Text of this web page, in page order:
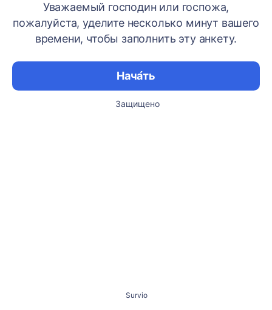
Уважаемый господин или госпожа,
пожалуйста, уделите несколько минут вашего
времени, чтобы заполнить эту анкету.
Нача́ть
Защищено
Survio